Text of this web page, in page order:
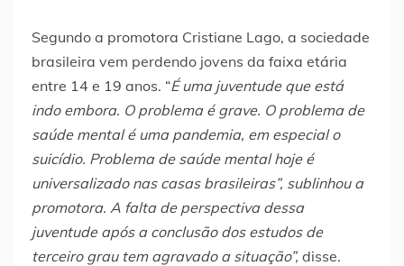
Segundo a promotora Cristiane Lago, a sociedade
brasileira vem perdendo jovens da faixa etária
entre 14 e 19 anos. “É uma juventude que está
indo embora. O problema é grave. O problema de
saúde mental é uma pandemia, em especial o
suicídio. Problema de saúde mental hoje é
universalizado nas casas brasileiras”, sublinhou a
promotora. A falta de perspectiva dessa
juventude após a conclusão dos estudos de
terceiro grau tem agravado a situação”, disse.